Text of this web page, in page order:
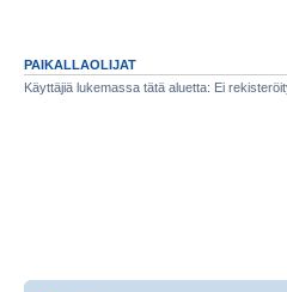
PAIKALLAOLIJAT
Käyttäjiä lukemassa tätä aluetta: Ei